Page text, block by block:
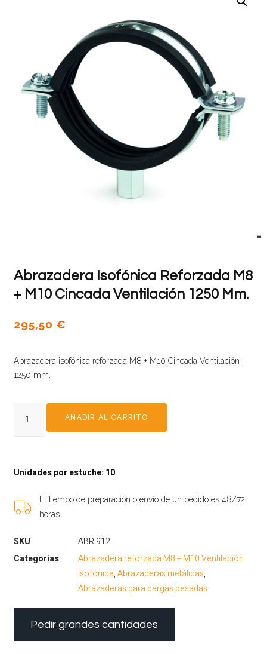
Abrazadera Isofónica Reforzada M8
+ M10 Cincada Ventilación 1250 Mm.
295,50€
Abrazadera isofónica reforzada M8 + M10 Cincada Ventilación
1250 mm.
AÑADIR AL CARRITO
Unidades por estuche: 10
El tiempo de preparación o envío de un pedido es 48/72
horas
SKU
ABRI912
Categorías
Abrazadera reforzada M8 + M10 Ventilación
Isofónica,Abrazaderas metálicas,
Abrazaderas para cargas pesadas
Pedir grandes cantidades